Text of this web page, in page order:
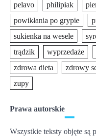
pelavo
philipiak
powikłania po grypie
sukienka na wesele
trądzik
wyprzedaże
zdrowa dieta
zdrowy
zupy
Prawa autorskie
Wszystkie teksty objęte są